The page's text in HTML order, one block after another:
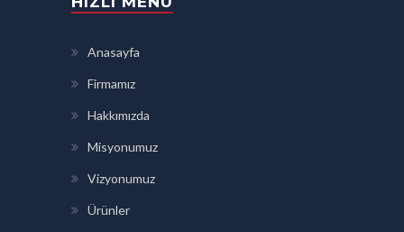
Anasayfa
Firmamız
Hakkımızda
Misyonumuz
Vizyonumuz
Ürünler